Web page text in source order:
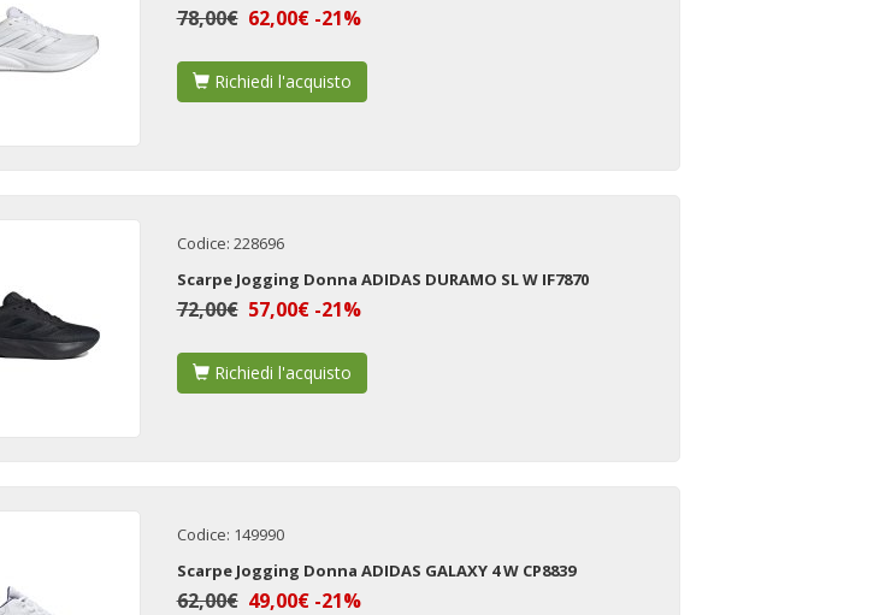
78,00€ 62,00€ -21%
Richiedi l'acquisto
Codice: 228696
Scarpe Jogging Donna ADIDAS DURAMO SL W IF7870
72,00€ 57,00€ -21%
Richiedi l'acquisto
Codice: 149990
Scarpe Jogging Donna ADIDAS GALAXY 4 W CP8839
62,00€ 49,00€ -21%